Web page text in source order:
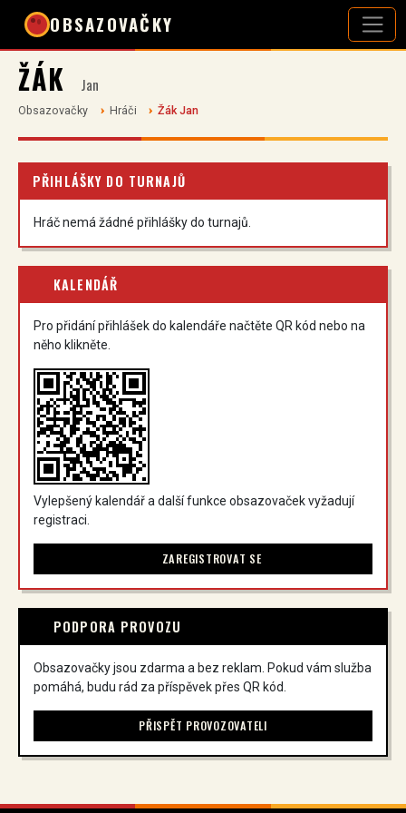
OBSAZOVAČKY
ŽÁK Jan
Obsazovačky Hráči Žák Jan
PŘIHLÁŠKY DO TURNAJŮ
Hráč nemá žádné přihlášky do turnajů.
KALENDÁŘ
Pro přidání přihlášek do kalendáře načtěte QR kód nebo na
něho klikněte.
Vylepšený kalendář a další funkce obsazovaček vyžadují
registraci.
ZAREGISTROVAT SE
PODPORA PROVOZU
Obsazovačky jsou zdarma a bez reklam. Pokud vám služba
pomáhá, budu rád za příspěvek přes QR kód.
PŘISPĚT PROVOZOVATELI